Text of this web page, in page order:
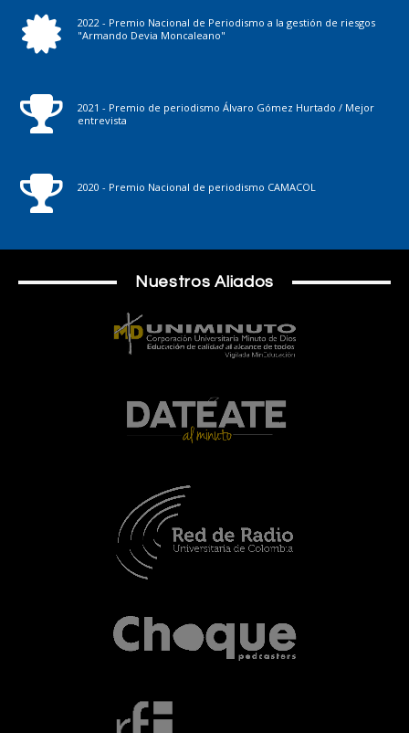
2022 - Premio Nacional de Periodismo a la gestión de riesgos
"Armando Devia Moncaleano"
2021 - Premio de periodismo Álvaro Gómez Hurtado / Mejor
entrevista
2020 - Premio Nacional de periodismo CAMACOL
Nuestros Aliados